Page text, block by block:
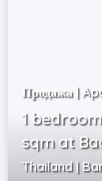
Продажа |
1
sqm at
Thailand |